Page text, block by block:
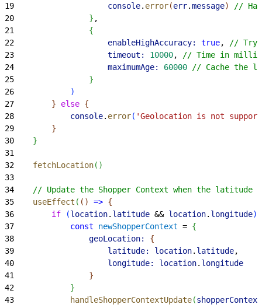
19
                    console
. error(err.message)
//
20
} ,
21
{
22
                    enableHighAccuracy:
true,
// Try
23
                    timeout:
10000,
// Time in
24
                    maximumAge:
60000 // Cache the
25
}
26
)
27
} else {
28
            console
. error( 'Geolocation is not
29
}
30
}
31
32
    fetchLocation
( )
33
34
// Update the Shopper Context when the latitude
35
    useEffect
( ( ) => {
36
        if
(location. latitude && location. longitude)
37
            const
newShopperContext = {
38
                geoLocation:
{
39
                    latitude:
location. latitude,
40
                    longitude:
location. longitude
41
}
42
}
43
            handleShopperContextUpdate
(shopperContext